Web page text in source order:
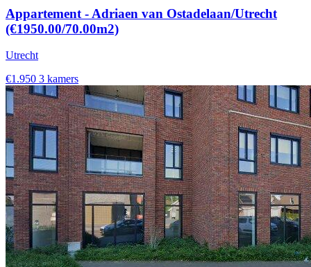
Appartement - Adriaen van Ostadelaan/Utrecht
(€1950.00/70.00m2)
Utrecht
€1.950 3 kamers